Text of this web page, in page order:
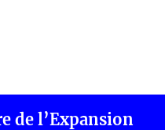
de l’Expansion